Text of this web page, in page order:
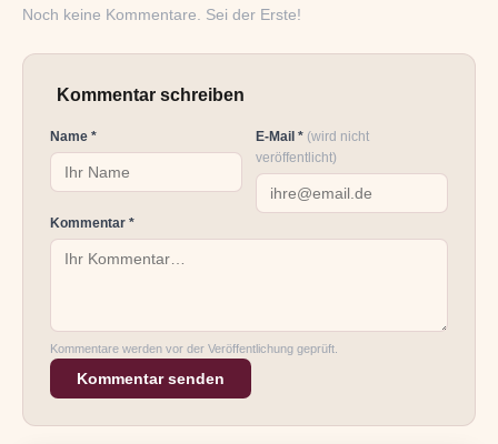
Noch keine Kommentare. Sei der Erste!
Kommentar schreiben
Name * E-Mail * (wird nicht
veröffentlicht)
Kommentar *
Kommentare werden vor der Veröffentlichung geprüft.
Kommentar senden